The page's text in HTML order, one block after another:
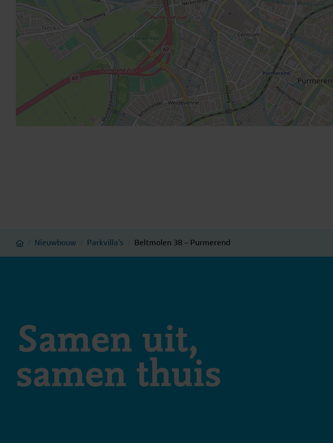
Oppervlakte
2
Ligging hoofdtuin
West
Achterom
Energieverbruik
Energielabel A+++
HomeNieuwbouw Parkvilla's Beltmolen 38 – Purmerend
Samen uit,
samen thuis